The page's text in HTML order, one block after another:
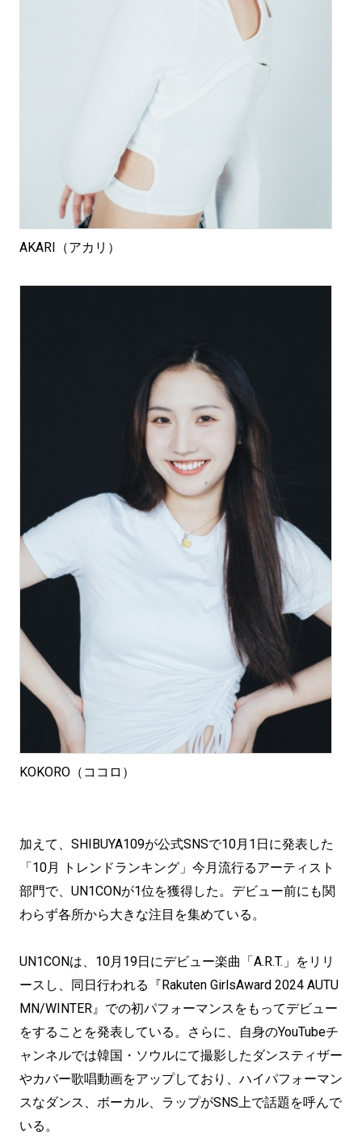
AKARI（アカリ）
KOKORO（ココロ）
加えて、SHIBUYA109が公式SNSで10月1日に発表した
「10月 トレンドランキング」今月流行るアーティスト
部門で、UN1CONが1位を獲得した。デビュー前にも関
わらず各所から大きな注目を集めている。
UN1CONは、10月19日にデビュー楽曲「A.R.T.」をリリ
ースし、同日行われる『Rakuten GirlsAward 2024 AUTU
MN/WINTER』での初パフォーマンスをもってデビュー
をすることを発表している。さらに、自身のYouTubeチ
ャンネルでは韓国・ソウルにて撮影したダンスティザー
やカバー歌唱動画をアップしており、ハイパフォーマン
スなダンス、ボーカル、ラップがSNS上で話題を呼んで
いる。